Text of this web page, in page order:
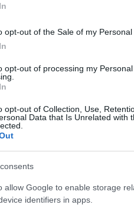
opt-out of the Sale of my Personal
opt-out of processing my
opt-out of Collection, Use,
Data that Is Unrelated with
allow Google to enable storage
identifiers in apps.
első kötete 1994-
oldal címen. Későbbi
és a Halál Budán.
Édes Anyanyelvünk
díjjal ismerték el
László (2005), Darvasi
András (2008) és
dramatizálására kiírt
forintot a balatonfüredi
A pályázat második
a harmadik a fővárosi
a tizenhét díjazott
napvilágot.